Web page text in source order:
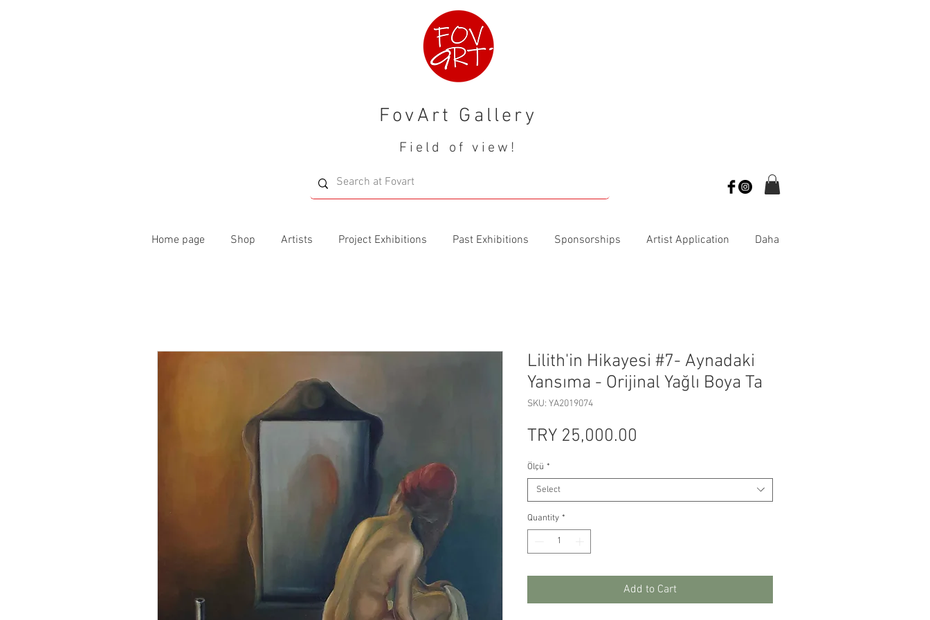
FovArt Gallery
Field of view!
Home page Shop Artists Project Exhibitions Past Exhibitions Sponsorships Artist Application Daha
Lilith'in Hikayesi #7- Aynadaki
Yansıma - Orijinal Yağlı Boya Ta
SKU: YA2019074
TRY 25,000.00
Ölçü *
Select
Quantity *
Add to Cart